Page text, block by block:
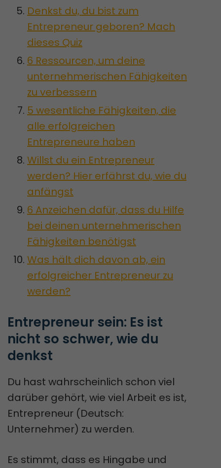
Denkst du, du bist zum
Entrepreneur geboren? Mach
dieses Quiz
6 Ressourcen, um deine
unternehmerischen Fähigkeiten
zu verbessern
5 wesentliche Fähigkeiten, die
alle erfolgreichen
Entrepreneure haben
Willst du ein Entrepreneur
werden? Hier erfährst du, wie du
anfängst
6 Anzeichen dafür, dass du Hilfe
bei deinen unternehmerischen
Fähigkeiten benötigst
Was hält dich davon ab, ein
erfolgreicher Entrepreneur zu
werden?
Entrepreneur sein: Es ist
nicht so schwer, wie du
denkst
Du hast wahrscheinlich schon viel
darüber gehört, wie viel Arbeit es ist,
Entrepreneur (Deutsch:
Unternehmer) zu werden.
Es stimmt, dass es Hingabe und